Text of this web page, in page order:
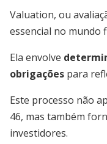
Valuation, ou
essencial no mundo
Ela envolve
obrigações para
Este processo não
46, mas também
investidores.